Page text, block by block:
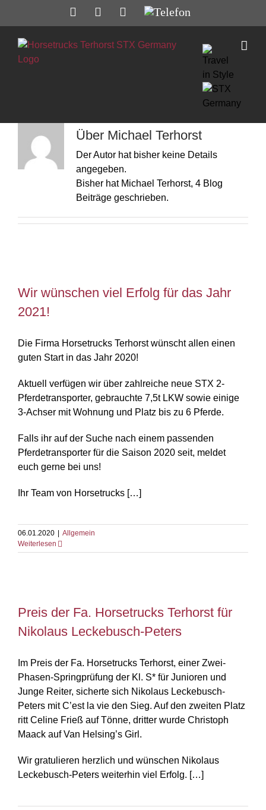
FacebookInstagram
Mail
Telefon
Über Michael Terhorst
Der Autor hat bisher keine Details
angegeben.
Bisher hat Michael Terhorst, 4 Blog
Beiträge geschrieben.
2021!
Wir wünschen viel Erfolg für das Jahr
2021!
Die Firma Horsetrucks Terhorst wünscht allen einen
guten Start in das Jahr 2020!
Aktuell verfügen wir über zahlreiche neue STX 2-
Pferdetransporter, gebrauchte 7,5t LKW sowie einige
3-Achser mit Wohnung und Platz bis zu 6 Pferde.
Falls ihr auf der Suche nach einem passenden
Pferdetransporter für die Saison 2020 seit, meldet
euch gerne bei uns!
Ihr Team von Horsetrucks […]
06.01.2020
Allgemein
Weiterlesen
Nikolaus Leckebusch-Peters
Preis der Fa. Horsetrucks Terhorst für
Nikolaus Leckebusch-Peters
Im Preis der Fa. Horsetrucks Terhorst, einer Zwei-
Phasen-Springprüfung der Kl. S* für Junioren und
Junge Reiter, sicherte sich Nikolaus Leckebusch-
Peters mit C’est la vie den Sieg. Auf den zweiten Platz
ritt Celine Frieß auf Tönne, dritter wurde Christoph
Maack auf Van Helsing’s Girl.
Wir gratulieren herzlich und wünschen Nikolaus
Leckebusch-Peters weiterhin viel Erfolg. […]